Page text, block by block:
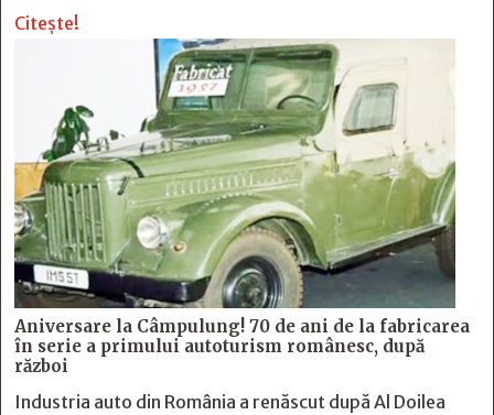
Citește!
Aniversare la Câmpulung! 70 de ani de la fabricarea
în serie a primului autoturism românesc, după
război
Industria auto din România a renăscut după Al Doilea